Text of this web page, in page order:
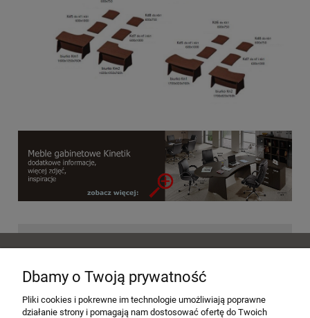
MOJE KONTO
Dbamy o Twoją prywatność
Pliki cookies i pokrewne im technologie umożliwiają poprawne
działanie strony i pomagają nam dostosować ofertę do Twoich